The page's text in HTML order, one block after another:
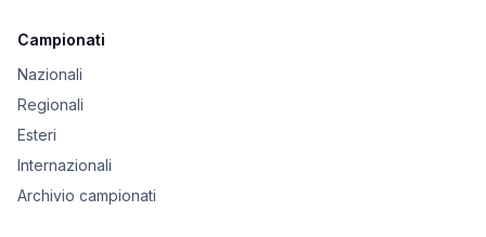
Campionati
Nazionali
Regionali
Esteri
Internazionali
Archivio campionati